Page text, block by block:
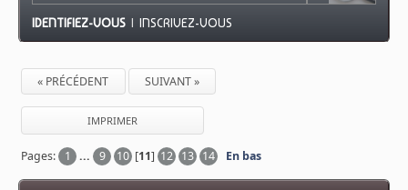
IDENTIFIEZ-VOUS |INSCRIVEZ-VOUS
« PRÉCÉDENT SUIVANT »
IMPRIMER
Pages: 1 ... 9 10 [11] 12 13 14 En bas